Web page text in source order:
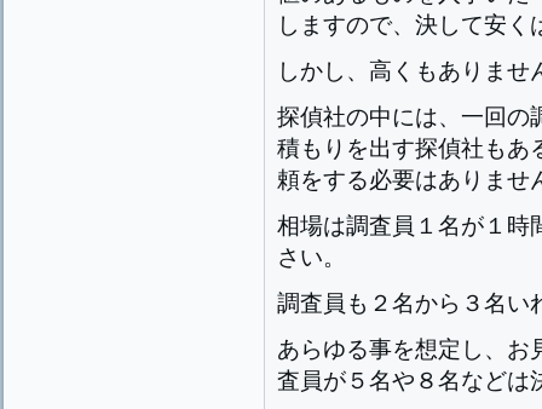
しますので、決して安く
しかし、高くもありませ
探偵社の中には、一回の
積もりを出す探偵社もあ
頼をする必要はありませ
相場は調査員１名が１時
さい。
調査員も２名から３名い
あらゆる事を想定し、お
査員が５名や８名などは